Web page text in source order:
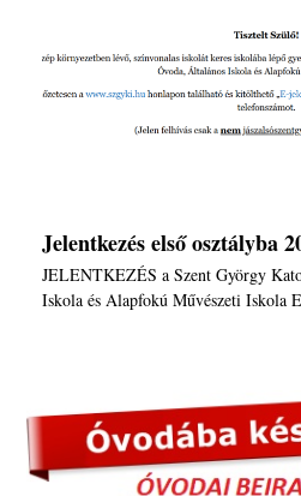
Jelentkezés első osztályba
JELENTKEZÉS a Szent György
Iskola és Alapfokú Művészeti